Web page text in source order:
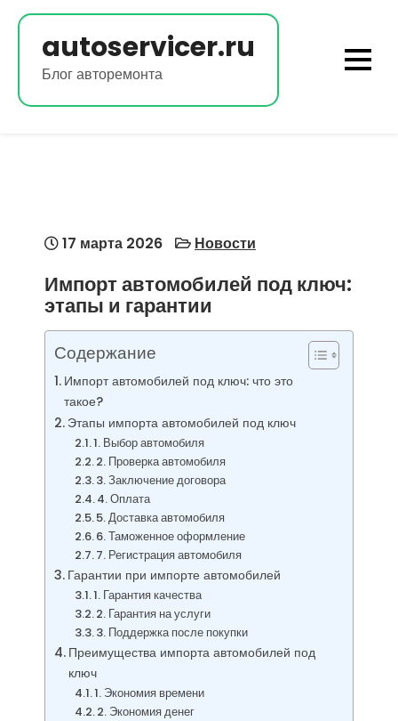
Перейти
содержимомуautoservicer.ru
Блог авторемонта
17 марта 2026 Новости
Импорт автомобилей под ключ:
этапы и гарантии
Содержание
Импорт автомобилей под ключ: что это
такое?
Этапы импорта автомобилей под ключ
1. Выбор автомобиля
2. Проверка автомобиля
3. Заключение договора
4. Оплата
5. Доставка автомобиля
6. Таможенное оформление
7. Регистрация автомобиля
Гарантии при импорте автомобилей
1. Гарантия качества
2. Гарантия на услуги
3. Поддержка после покупки
Преимущества импорта автомобилей под
ключ
1. Экономия времени
2. Экономия денег